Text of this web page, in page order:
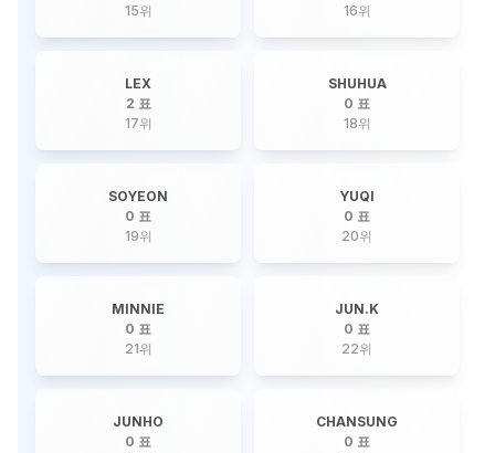
15위
16위
LEX
2 표
17위
SHUHUA
0 표
18위
SOYEON
0 표
19위
YUQI
0 표
20위
MINNIE
0 표
21위
JUN.K
0 표
22위
JUNHO
0 표
CHANSUNG
0 표